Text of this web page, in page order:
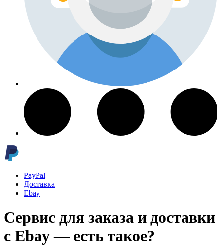
PayPal
Доставка
Ebay
Сервис для заказа и доставки
с Ebay — есть такое?